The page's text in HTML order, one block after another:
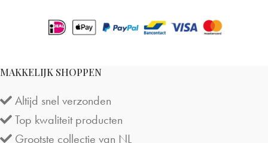
MAKKELIJK SHOPPEN
Altijd snel verzonden
Top kwaliteit producten
Grootste collectie van NL